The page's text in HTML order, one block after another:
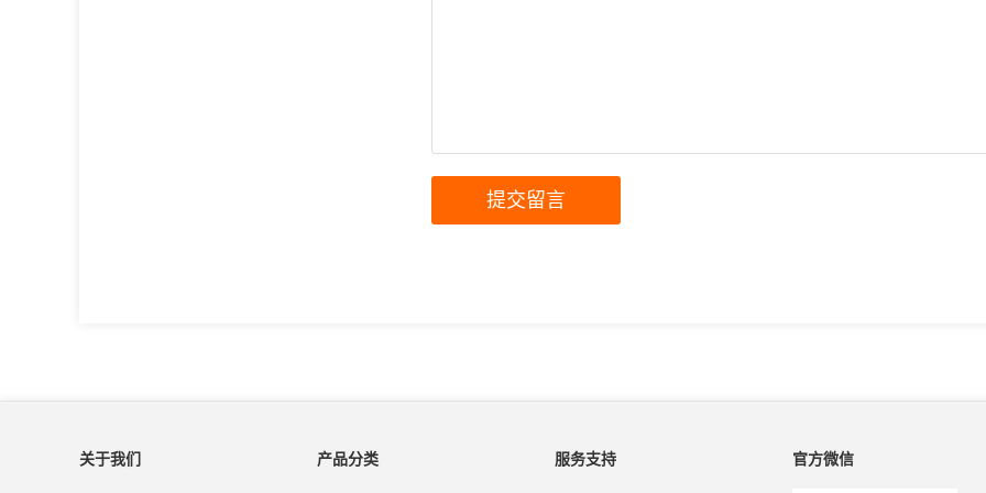
关于我们 产品分类 服务支持 官方微信